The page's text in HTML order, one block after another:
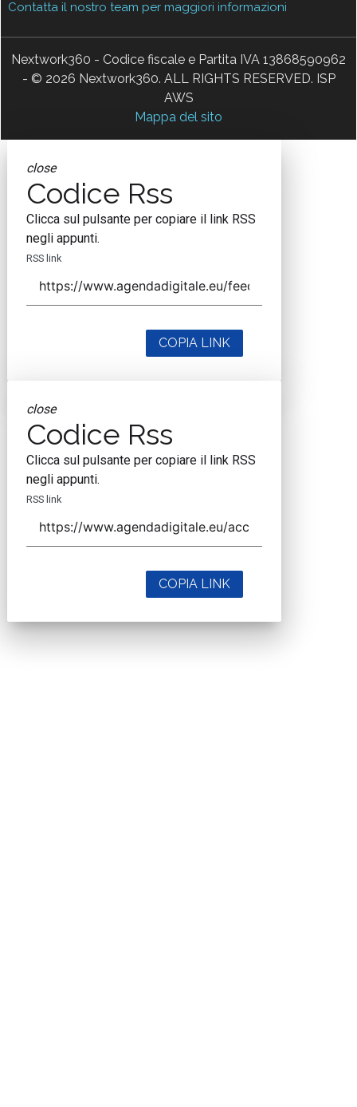
Contatta il nostro team per maggiori informazioni
Nextwork360 - Codice fiscale e Partita IVA 13868590962
- © 2026 Nextwork360. ALL RIGHTS RESERVED. ISP
AWS
Mappa del sito
close
Codice Rss
Clicca sul pulsante per copiare il link RSS
negli appunti.
RSS link
COPIA LINK
close
Codice Rss
Clicca sul pulsante per copiare il link RSS
negli appunti.
RSS link
COPIA LINK